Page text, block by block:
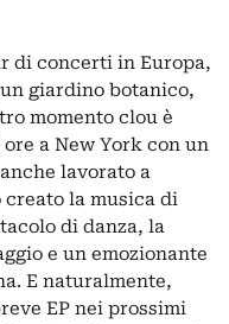
di concerti in Europa,
giardino botanico,
momento clou è
a New York con un
lavorato a
la musica di
di danza, la
e un emozionante
E naturalmente,
EP nei prossimi